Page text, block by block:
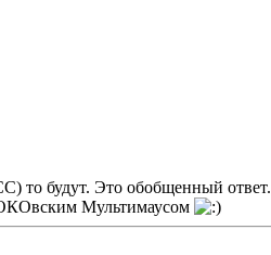
то будут. Это обобщенный ответ.
Мультимаусом